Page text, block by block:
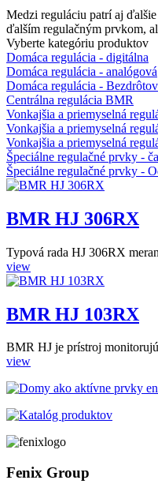
Medzi reguláciu patrí aj
ďalším regulačným prvkom,
Vyberte kategóriu produktov
Domáca regulácia - digitálna
Domáca regulácia - analógová
Domáca regulácia -
Centrálna regulácia BMR
Vonkajšia a priemyselná
Vonkajšia a priemyselná
Vonkajšia a priemyselná
Špeciálne regulačné prvky -
Špeciálne regulačné prvky -
BMR HJ 306RX
Typová rada HJ 306RX
view
BMR HJ 103RX
BMR HJ je prístroj
view
Fenix Group